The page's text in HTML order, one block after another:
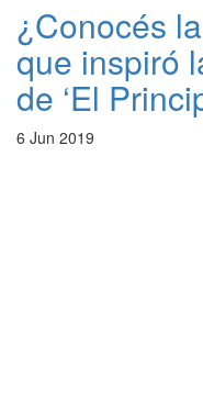
¿Conocés
que inspiró
de ‘El
6 Jun 2019